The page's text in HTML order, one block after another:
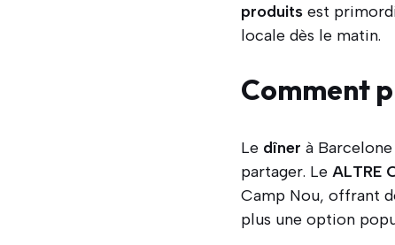
produits est
locale dès le matin.
Comment
Le dîner à
partager. Le ALTRE
Camp Nou, offrant
plus une option